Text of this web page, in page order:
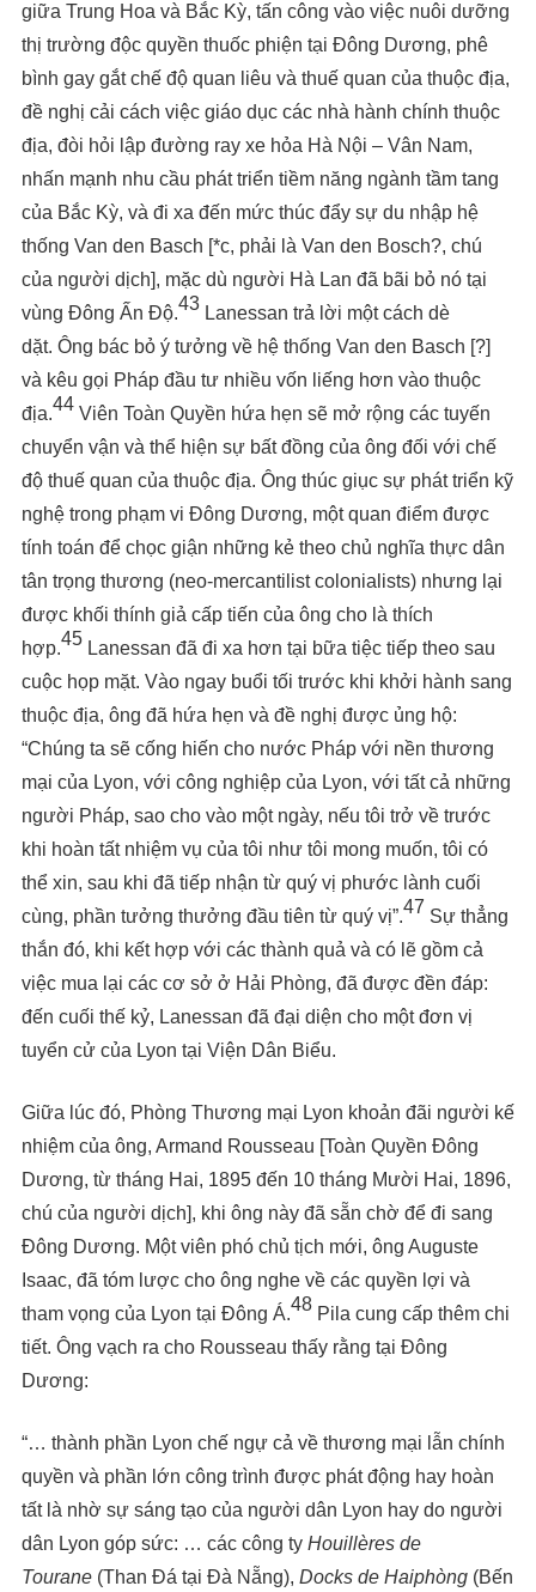
giữa Trung Hoa và Bắc Kỳ, tấn công vào việc nuôi dưỡng
thị trường độc quyền thuốc phiện tại Đông Dương, phê
bình gay gắt chế độ quan liêu và thuế quan của thuộc địa,
đề nghị cải cách việc giáo dục các nhà hành chính thuộc
địa, đòi hỏi lập đường ray xe hỏa Hà Nội – Vân Nam,
nhấn mạnh nhu cầu phát triển tiềm năng ngành tầm tang
của Bắc Kỳ, và đi xa đến mức thúc đẩy sự du nhập hệ
thống Van den Basch [*c, phải là Van den Bosch?, chú
của người dịch], mặc dù người Hà Lan đã bãi bỏ nó tại
vùng Đông Ấn Độ.43 Lanessan trả lời một cách dè
dặt. Ông bác bỏ ý tưởng về hệ thống Van den Basch [?]
và kêu gọi Pháp đầu tư nhiều vốn liếng hơn vào thuộc
địa.44 Viên Toàn Quyền hứa hẹn sẽ mở rộng các tuyến
chuyển vận và thể hiện sự bất đồng của ông đối với chế
độ thuế quan của thuộc địa. Ông thúc giục sự phát triển kỹ
nghệ trong phạm vi Đông Dương, một quan điểm được
tính toán để chọc giận những kẻ theo chủ nghĩa thực dân
tân trọng thương (neo-mercantilist colonialists) nhưng lại
được khối thính giả cấp tiến của ông cho là thích
hợp.45 Lanessan đã đi xa hơn tại bữa tiệc tiếp theo sau
cuộc họp mặt. Vào ngay buổi tối trước khi khởi hành sang
thuộc địa, ông đã hứa hẹn và đề nghị được ủng hộ:
“Chúng ta sẽ cống hiến cho nước Pháp với nền thương
mại của Lyon, với công nghiệp của Lyon, với tất cả những
người Pháp, sao cho vào một ngày, nếu tôi trở về trước
khi hoàn tất nhiệm vụ của tôi như tôi mong muốn, tôi có
thể xin, sau khi đã tiếp nhận từ quý vị phước lành cuối
cùng, phần tưởng thưởng đầu tiên từ quý vị”.47 Sự thẳng
thắn đó, khi kết hợp với các thành quả và có lẽ gồm cả
việc mua lại các cơ sở ở Hải Phòng, đã được đền đáp:
đến cuối thế kỷ, Lanessan đã đại diện cho một đơn vị
tuyển cử của Lyon tại Viện Dân Biểu.
Giữa lúc đó, Phòng Thương mại Lyon khoản đãi người kế
nhiệm của ông, Armand Rousseau [Toàn Quyền Đông
Dương, từ tháng Hai, 1895 đến 10 tháng Mười Hai, 1896,
chú của người dịch], khi ông này đã sẵn chờ để đi sang
Đông Dương. Một viên phó chủ tịch mới, ông Auguste
Isaac, đã tóm lược cho ông nghe về các quyền lợi và
tham vọng của Lyon tại Đông Á.48 Pila cung cấp thêm chi
tiết. Ông vạch ra cho Rousseau thấy rằng tại Đông
Dương:
“… thành phần Lyon chế ngự cả về thương mại lẫn chính
quyền và phần lớn công trình được phát động hay hoàn
tất là nhờ sự sáng tạo của người dân Lyon hay do người
dân Lyon góp sức: … các công ty Houillères de
Tourane (Than Đá tại Đà Nẵng), Docks de Haiphòng (Bến